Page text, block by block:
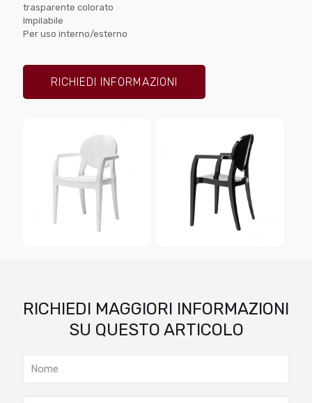
trasparente colorato
Impilabile
Per uso interno/esterno
RICHIEDI INFORMAZIONI
RICHIEDI MAGGIORI INFORMAZIONI
SU QUESTO ARTICOLO